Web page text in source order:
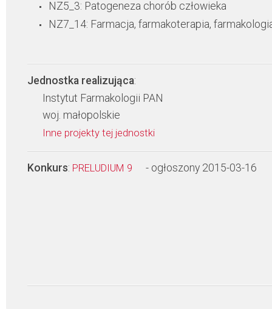
NZ5_3: Patogeneza chorób człowieka
NZ7_14: Farmacja, farmakoterapia,
Jednostka realizująca:
Instytut Farmakologii PAN
woj. małopolskie
Inne projekty tej jednostki
Konkurs: PRELUDIUM 9 - ogłoszony 2015-03-16